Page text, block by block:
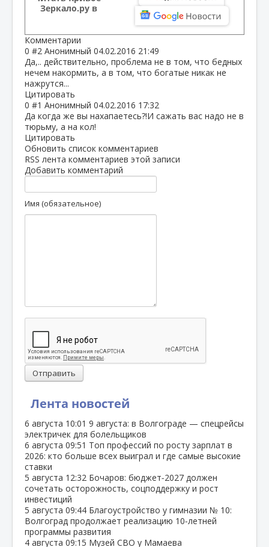
Лента новостей
6 августа 10:01 9 августа: в Волгограде — спецрейсы
электричек для болельщиков
6 августа 09:51 Топ профессий по росту зарплат в
2026: кто больше всех выиграл и где самые высокие
ставки
5 августа 12:32 Бочаров: бюджет‑2027 должен
сочетать осторожность, соцподдержку и рост
инвестиций
5 августа 09:44 Благоустройство у гимназии № 10:
Волгоград продолжает реализацию 10‑летней
программы развития
4 августа 09:15 Музей СВО у Мамаева
Зеркало.ру в
Комментарии
0 #2 Анонимный 04.02.2016 21:49
Да,.. действительно, проблема не в том, что бедных
нечем накормить, а в том, что богатые никак не
нажрутся...
Цитировать
0 #1 Анонимный 04.02.2016 17:32
Да когда же вы нахапаетесь?!И сажать вас надо не в
тюрьму, а на кол!
Цитировать
Обновить список комментариев
RSS лента комментариев этой записи
Добавить комментарий
Имя (обязательное)
Отправить